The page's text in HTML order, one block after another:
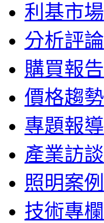
利基市場
分析評論
購買報告
價格趨勢
專題報導
產業訪談
照明案例
技術專欄